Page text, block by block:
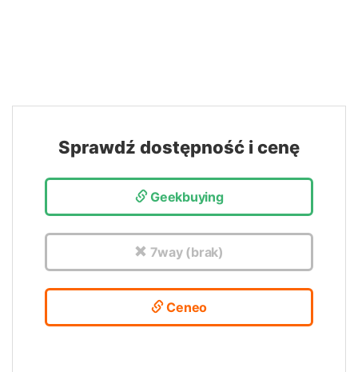
Sprawdź dostępność i cenę
Geekbuying
7way (brak)
Ceneo